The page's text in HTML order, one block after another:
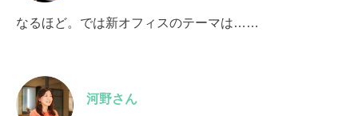
なるほど。では新オフィスのテーマは……
河野さん